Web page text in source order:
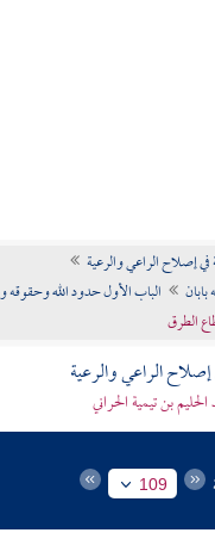
في إصلاح الراعي والرعية
الباب الأول حدود الله وحقوقه
الطرق
الراعي والرعية
بن تيمية الحراني
109